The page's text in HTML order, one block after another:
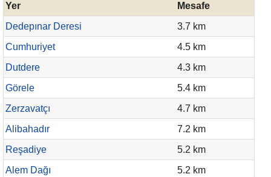
Yer
Mesafe
Dedepınar Deresi
3.7 km
Cumhuriyet
4.5 km
Dutdere
4.3 km
Görele
5.4 km
Zerzavatçı
4.7 km
Alibahadır
7.2 km
Reşadiye
5.2 km
Alem Dağı
5.2 km